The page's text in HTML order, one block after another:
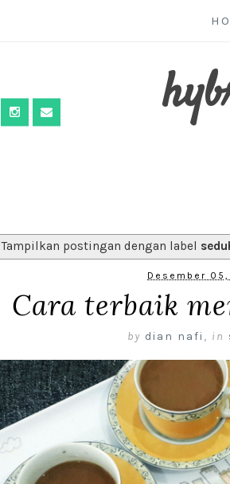
Tampilkan postingan dengan label
Desember 05,
Cara terbaik
by dian nafi , in